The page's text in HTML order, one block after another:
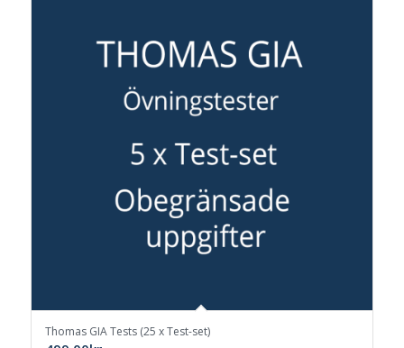
Thomas GIA Tests (25 x Test-set)